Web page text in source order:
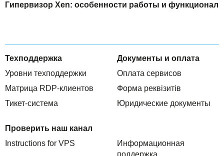
Гипервизор Xen: особенности работы и функционал
Техподдержка
Уровни техподдержки
Матрица RDP-клиентов
Тикет-система
Документы и оплата
Оплата сервисов
Форма реквізитів
Юридические документы
Проверить наш канал
Instructions for VPS
Информационная